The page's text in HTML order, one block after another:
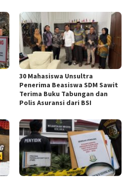
30 Mahasiswa Unsultra
Penerima Beasiswa SDM Sawit
Terima Buku Tabungan dan
Polis Asuransi dari BSI